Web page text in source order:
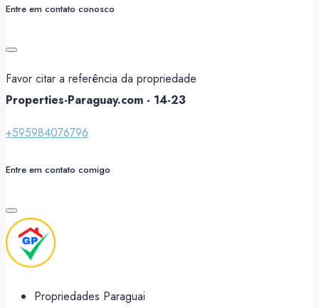
Entre em contato conosco
Favor citar a referência da propriedade
Properties-Paraguay.com - 14-23
+595984076796
Entre em contato comigo
Propriedades Paraguai